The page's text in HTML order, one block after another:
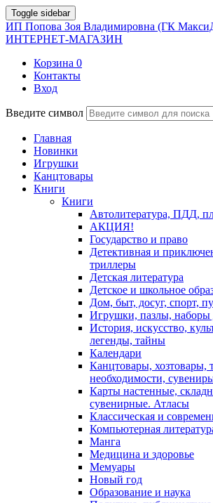
Toggle sidebar
ИП Попова Зоя Владимировна (ГК
ИНТЕРНЕТ-МАГАЗИН
Корзина 0
Контакты
Вход
Введите символ
Главная
Новинки
Игрушки
Канцтовары
Книги
Книги
Автолитература, ПДД,
АКЦИЯ!
Государство и право
Детективная и
триллеры
Детская литература
Детское и школьное
Дом, быт, досуг, спорт,
Игрушки, пазлы, наборы
История, искусство,
легенды, тайны
Календари
Канцтовары, хозтовары,
необходимости,
Карты настенные,
сувенирные. Атласы
Классическая и
Компьютерная
Манга
Медицина и здоровье
Мемуары
Новый год
Образование и наука